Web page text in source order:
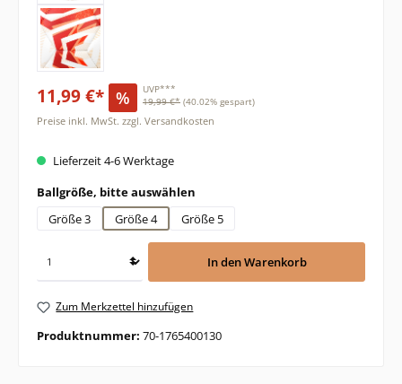
11,99 €* %
UVP***
19,99 €* (40.02% gespart)
Preise inkl. MwSt. zzgl. Versandkosten
Lieferzeit 4-6 Werktage
Ballgröße, bitte auswählen
Größe 3
Größe 4 Größe 5
In den Warenkorb
Zum Merkzettel hinzufügen
Produktnummer: 70-1765400130